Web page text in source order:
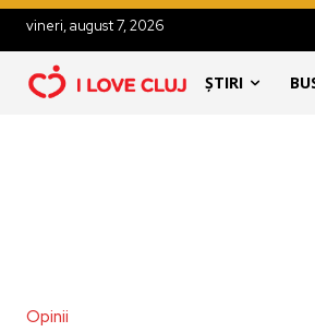
vineri, august 7, 2026
ȘTIRI
Opinii